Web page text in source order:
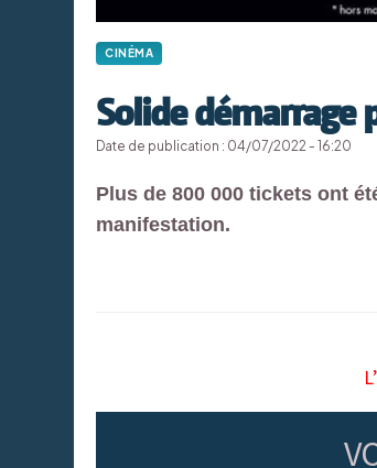
CINÉMA
Solide démarrage
Date de publication : 04/07/2022 - 16:20
Plus de 800 000 tickets ont
manifestation.